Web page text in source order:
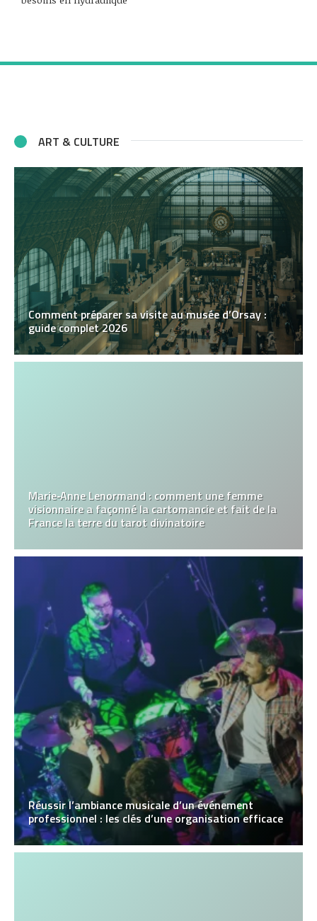
ART & CULTURE
Comment préparer sa visite au musée d’Orsay :
guide complet 2026
Marie‑Anne Lenormand : comment une femme
visionnaire a façonné la cartomancie et fait de la
France la terre du tarot divinatoire
Réussir l’ambiance musicale d’un événement
professionnel : les clés d’une organisation efficace